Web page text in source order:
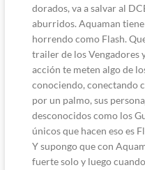
dorados, va a salvar al
aburridos. Aquaman
horrendo como Flash.
trailer de los Vengadores
acción te meten algo de
conociendo, conectando
por un palmo, sus
desconocidos como los
únicos que hacen eso es
Y supongo que con
fuerte solo y luego